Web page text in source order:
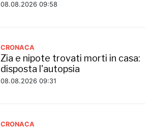
08.08.2026 09:58
CRONACA
Zia e nipote trovati morti in casa:
disposta l'autopsia
08.08.2026 09:31
CRONACA